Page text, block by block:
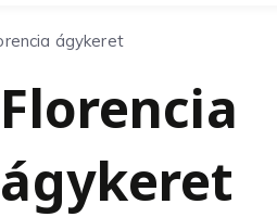
ágykeret
Florencia
ágykeret